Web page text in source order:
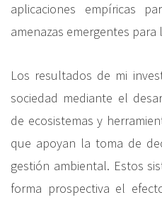
aplicaciones empíricas
amenazas emergentes
Los resultados de mi
sociedad mediante el
de ecosistemas y
que apoyan la toma de
gestión ambiental. Estos
forma prospectiva el